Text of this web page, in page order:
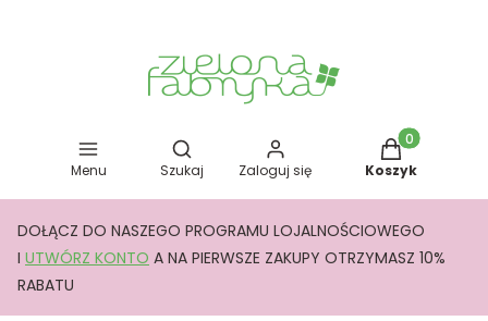
Menu
Otwórz wyszukiwarkę
Szukaj Zaloguj się
Produkty w
Koszyk
DOŁĄCZ DO NASZEGO PROGRAMU LOJALNOŚCIOWEGO
I UTWÓRZ KONTO A NA PIERWSZE ZAKUPY OTRZYMASZ 10%
RABATU